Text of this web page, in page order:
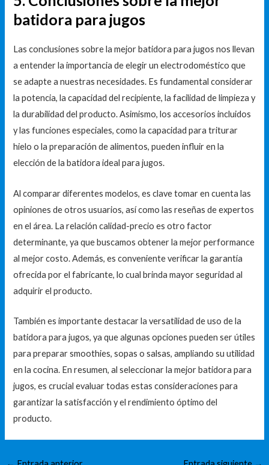
batidora para jugos
Las conclusiones sobre la mejor batidora para jugos nos llevan
a entender la importancia de elegir un electrodoméstico que
se adapte a nuestras necesidades. Es fundamental considerar
la potencia, la capacidad del recipiente, la facilidad de limpieza y
la durabilidad del producto. Asimismo, los accesorios incluidos
y las funciones especiales, como la capacidad para triturar
hielo o la preparación de alimentos, pueden influir en la
elección de la batidora ideal para jugos.
Al comparar diferentes modelos, es clave tomar en cuenta las
opiniones de otros usuarios, así como las reseñas de expertos
en el área. La relación calidad-precio es otro factor
determinante, ya que buscamos obtener la mejor performance
al mejor costo. Además, es conveniente verificar la garantía
ofrecida por el fabricante, lo cual brinda mayor seguridad al
adquirir el producto.
También es importante destacar la versatilidad de uso de la
batidora para jugos, ya que algunas opciones pueden ser útiles
para preparar smoothies, sopas o salsas, ampliando su utilidad
en la cocina. En resumen, al seleccionar la mejor batidora para
jugos, es crucial evaluar todas estas consideraciones para
garantizar la satisfacción y el rendimiento óptimo del
producto.